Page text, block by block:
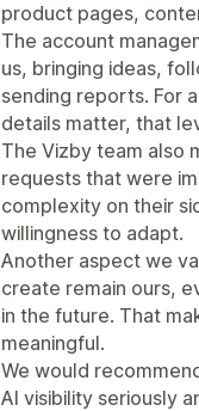
product pages,
The account
us, bringing ideas,
sending reports. For
details matter, that
The Vizby team also
requests that were
complexity on their
willingness to adapt.
Another aspect we
create remain ours,
in the future. That
meaningful.
We would
AI visibility seriously